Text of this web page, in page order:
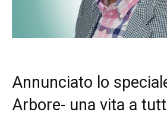
Annunciato lo
Arbore- una vita a